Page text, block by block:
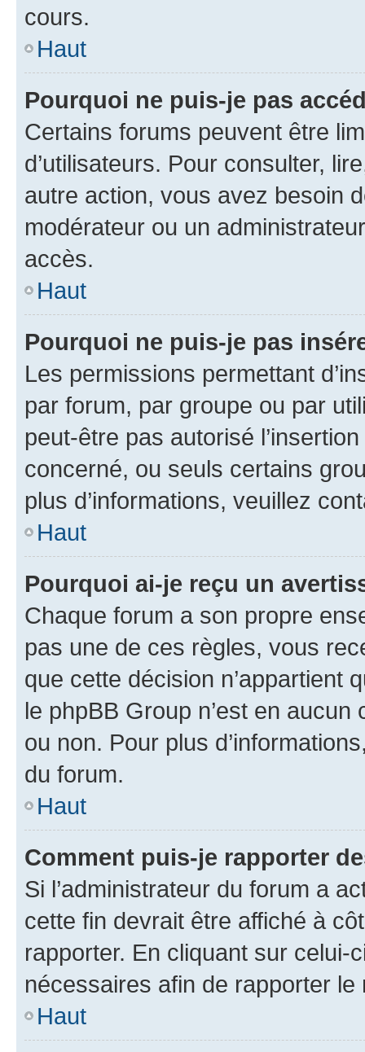
cours.
Haut
Pourquoi ne puis-je pas
Certains forums peuvent être
d’utilisateurs. Pour consulter,
autre action, vous avez besoin
modérateur ou un
accès.
Haut
Pourquoi ne puis-je pas
Les permissions permettant
par forum, par groupe ou par
peut-être pas autorisé
concerné, ou seuls certains
plus d’informations, veuillez
Haut
Pourquoi ai-je reçu un
Chaque forum a son propre
pas une de ces règles, vous
que cette décision n’appartient
le phpBB Group n’est en
ou non. Pour plus
du forum.
Haut
Comment puis-je rapporter
Si l’administrateur du forum a
cette fin devrait être affiché à
rapporter. En cliquant sur
nécessaires afin de rapporter le
Haut